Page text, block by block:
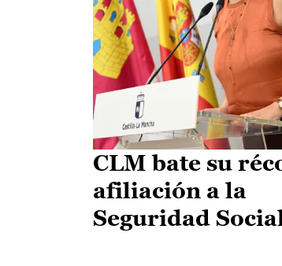
CLM bate su
afiliación a la
Seguridad